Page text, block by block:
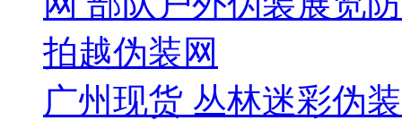
广州现货 丛林迷彩伪